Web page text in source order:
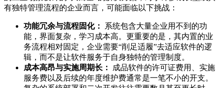
有独特管理流程的企业而言，可能面临以下挑战：
功能冗余与流程固化：
系统包含大量企业用不到的功
能，界面复杂，学习成本高。更重要的是，其内置的业
务流程相对固定，企业需要“削足适履”去适应软件的逻
辑，而不是让软件服务于自身独特的管理制度。
成本高昂与实施周期长：
成品软件的许可证费用、实施
服务费以及后续的年度维护费通常是一笔不小的开支。